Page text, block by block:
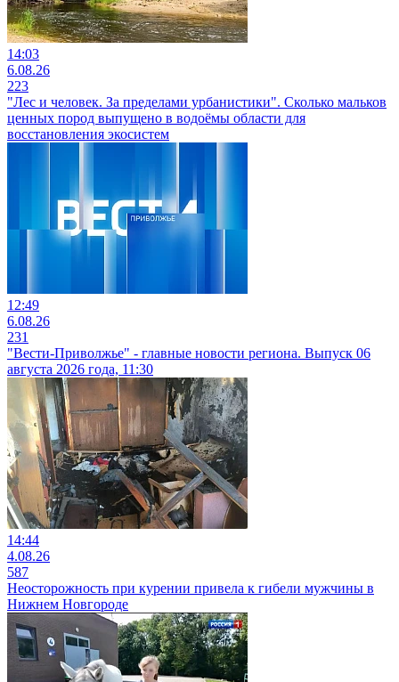
14:03
6.08.26
223
"Лес и человек. За пределами урбанистики". Сколько мальков
ценных пород выпущено в водоёмы области для
восстановления экосистем
12:49
6.08.26
231
"Вести-Приволжье" - главные новости региона. Выпуск 06
августа 2026 года, 11:30
14:44
4.08.26
587
Неосторожность при курении привела к гибели мужчины в
Нижнем Новгороде